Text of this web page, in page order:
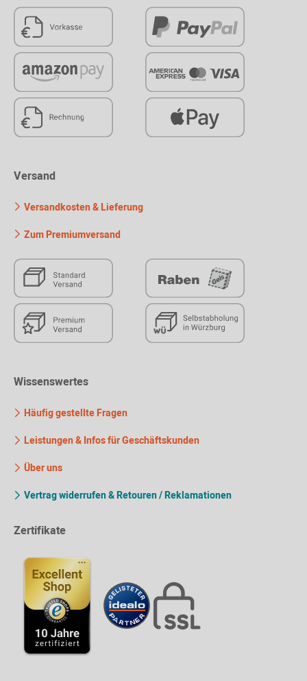
Versand
Versandkosten & Lieferung
Zum Premiumversand
Wissenswertes
Häufig gestellte Fragen
Leistungen & Infos für Geschäftskunden
Über uns
Vertrag widerrufen & Retouren / Reklamationen
Zertifikate